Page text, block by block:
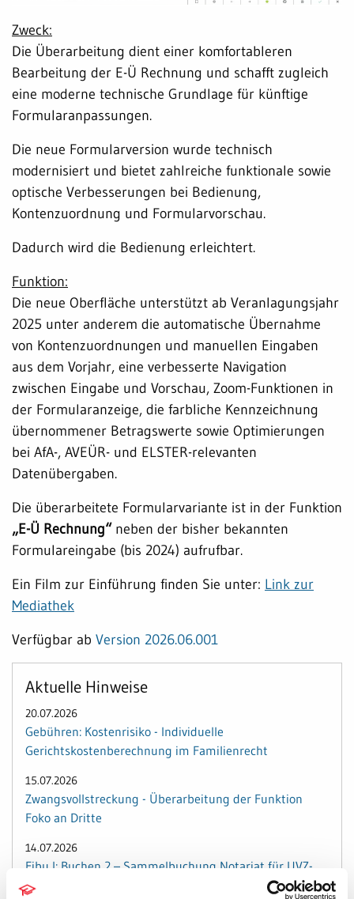
Zweck:
Die Überarbeitung dient einer komfortableren
Bearbeitung der E-Ü Rechnung und schafft zugleich
eine moderne technische Grundlage für künftige
Formularanpassungen.
Die neue Formularversion wurde technisch
modernisiert und bietet zahlreiche funktionale sowie
optische Verbesserungen bei Bedienung,
Kontenzuordnung und Formularvorschau.
Dadurch wird die Bedienung erleichtert.
Funktion:
Die neue Oberfläche unterstützt ab Veranlagungsjahr
2025 unter anderem die automatische Übernahme
von Kontenzuordnungen und manuellen Eingaben
aus dem Vorjahr, eine verbesserte Navigation
zwischen Eingabe und Vorschau, Zoom-Funktionen in
der Formularanzeige, die farbliche Kennzeichnung
übernommener Betragswerte sowie Optimierungen
bei AfA-, AVEÜR- und ELSTER-relevanten
Datenübergaben.
Die überarbeitete Formularvariante ist in der Funktion
„E-Ü Rechnung“neben der bisher bekannten
Formulareingabe (bis 2024) aufrufbar.
Ein Film zur Einführung finden Sie unter: Link zur
Mediathek
Verfügbar ab Version 2026.06.001
Aktuelle Hinweise
20.07.2026
Gebühren: Kostenrisiko - Individuelle
Gerichtskostenberechnung im Familienrecht
15.07.2026
Zwangsvollstreckung - Überarbeitung der Funktion
Foko an Dritte
14.07.2026
Fibu I: Buchen 2 – Sammelbuchung Notariat für UVZ-
Gebühren